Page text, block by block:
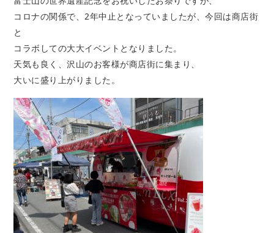
コロナの関係で、2年中止となっていましたが、今回は商店街
と
コラボしての大大イベントとなりました。
天気も良く、沢山のお客様が商店街に集まり、
大いに盛り上がりました。